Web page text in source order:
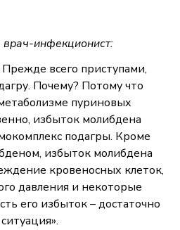
инфекционист:
всего приступами,
Почему? Потому что
пуриновых
избыток молибдена
подагры. Кроме
избыток молибдена
кровеносных клеток,
давления и некоторые
его избыток – достаточно